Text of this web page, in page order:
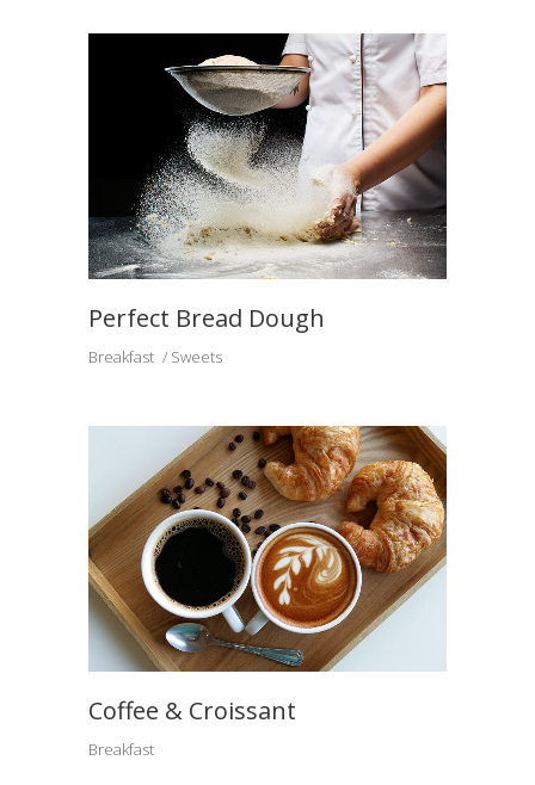
Perfect Bread Dough
Breakfast Sweets
Coffee & Croissant
Breakfast